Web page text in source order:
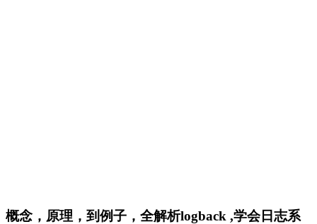
概念，原理，到例子，全解析logback ,学会日志系